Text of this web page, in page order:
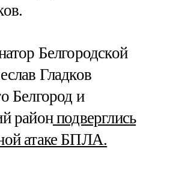
Белгородской
Гладков
Белгород и
районподверглись
атаке БПЛА.